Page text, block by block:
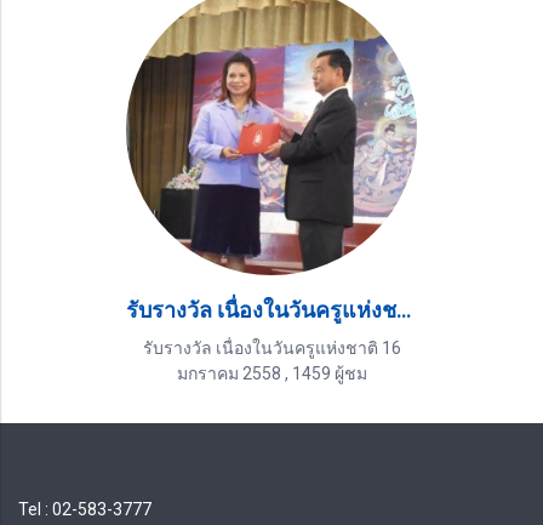
รับรางวัล เนื่องในวันครูแห่งชาติ 16 มกราคม 2558
รับรางวัล เนื่องในวันครูแห่งชาติ 16
มกราคม 2558 , 1459 ผู้ชม
Tel : 02-583-3777